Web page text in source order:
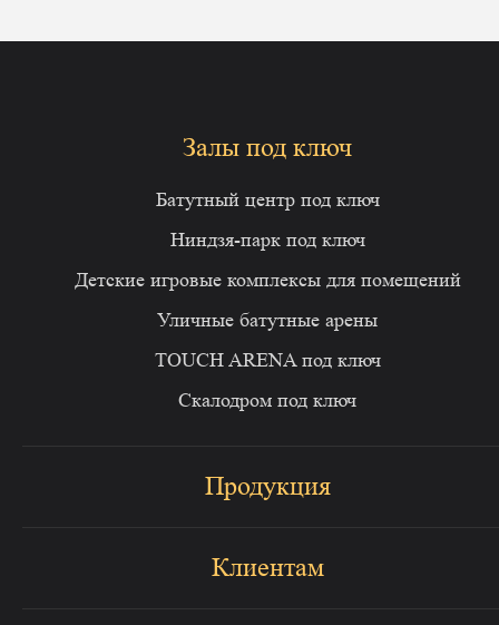
Залы под ключ
Батутный центр под ключ
Ниндзя-парк под ключ
Детские игровые комплексы для помещений
Уличные батутные арены
TOUCH ARENA под ключ
Скалодром под ключ
Продукция
Клиентам